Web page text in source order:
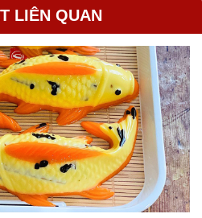
LIÊN QUAN